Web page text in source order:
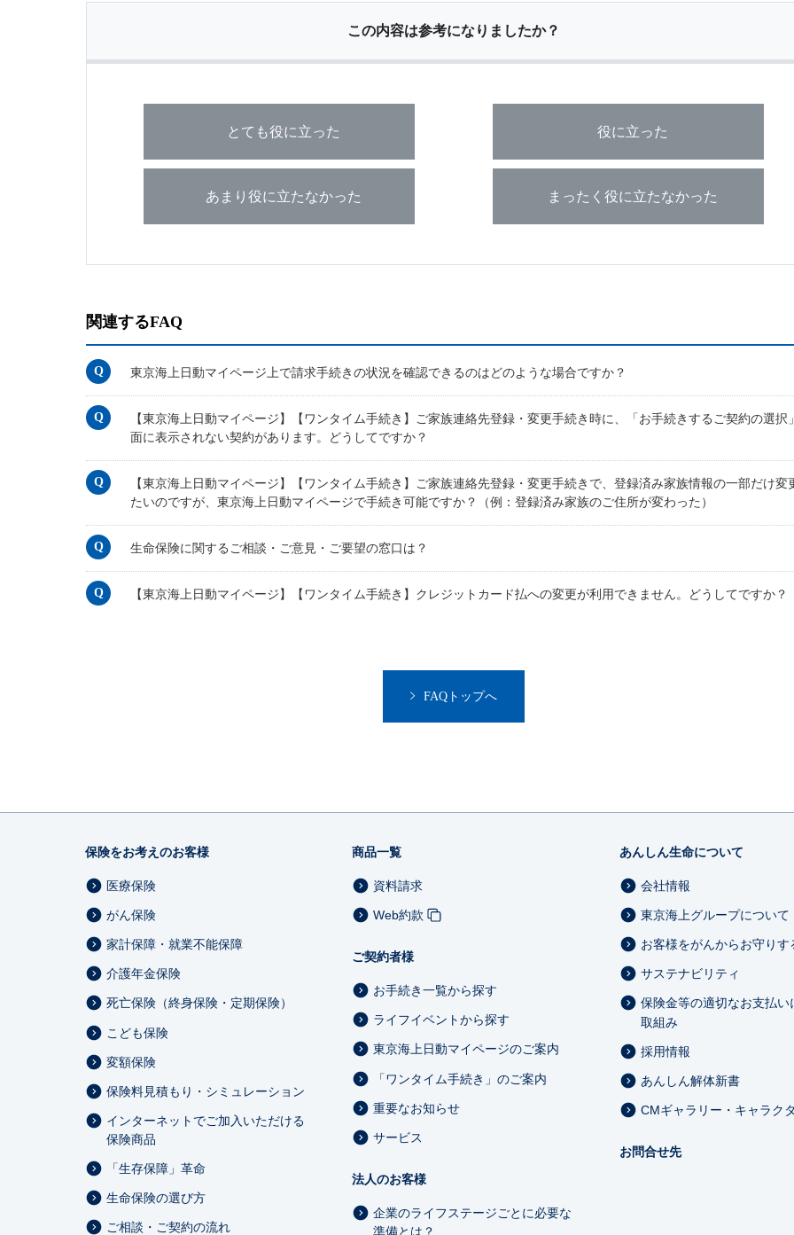
この内容は参考になりましたか？
とても役に立った 役に立った
あまり役に立たなかった まったく役に立たなかった
関連するFAQ
東京海上日動マイページ上で請求手続きの状況を確認できるのはどのような場合ですか？
【東京海上日動マイページ】【ワンタイム手続き】ご家族連絡先登録・変更手続き時に、「お手続きするご契約の選択
面に表示されない契約があります。どうしてですか？
【東京海上日動マイページ】【ワンタイム手続き】ご家族連絡先登録・変更手続きで、登録済み家族情報の一部だけ変
たいのですが、東京海上日動マイページで手続き可能ですか？（例：登録済み家族のご住所が変わった）
生命保険に関するご相談・ご意見・ご要望の窓口は？
【東京海上日動マイページ】【ワンタイム手続き】クレジットカード払への変更が利用できません。どうしてですか？
FAQトップへ
保険をお考えのお客様
医療保険
がん保険
家計保障・就業不能保障
介護年金保険
死亡保険（終身保険・定期保険）
こども保険
変額保険
保険料見積もり・シミュレーション
インターネットでご加入いただける
保険商品
「生存保障」革命
生命保険の選び方
ご相談・ご契約の流れ
商品一覧
資料請求
Web約款
ご契約者様
お手続き一覧から探す
ライフイベントから探す
東京海上日動マイページのご案内
「ワンタイム手続き」のご案内
重要なお知らせ
サービス
法人のお客様
企業のライフステージごとに必要な
準備とは？
あんしん生命について
会社情報
東京海上グループについて
お客様をがんからお守りす
サステナビリティ
保険金等の適切なお支払い
取組み
採用情報
あんしん解体新書
CMギャラリー・キャラク
お問合せ先